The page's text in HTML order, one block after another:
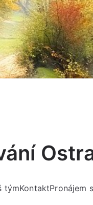
týmKontaktPronájem